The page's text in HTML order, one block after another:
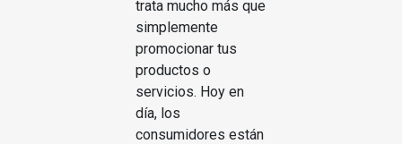
trata mucho más que
simplemente
promocionar tus
productos o
servicios. Hoy en
día, los
consumidores están